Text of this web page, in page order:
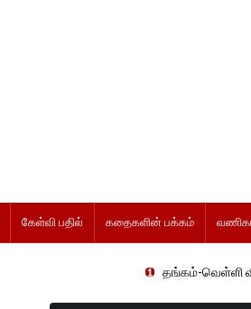
கேள்வி பதில் கதைகளின் பக்கம்
தங்கம்-வெள்ளி விலை